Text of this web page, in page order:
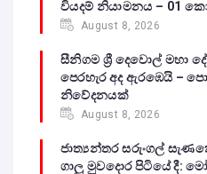
වියදම් නියාමනය – 01
August 8, 2026
සීනිගම ශ්‍රී දෙවොල් මහා
පෙරහැර අද ඇරඹෙයි –
නිවේදනයක්
August 8, 2026
ජාත්‍යන්තර සරුංගල්
ගාලු මුවදොර පිටියේ දී: